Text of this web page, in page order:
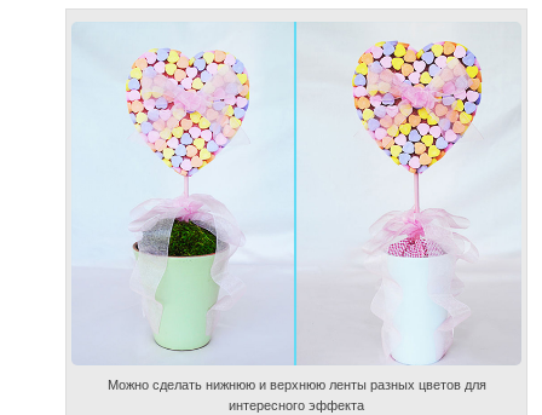
Можно сделать нижнюю и верхнюю ленты разных цветов для
интересного эффекта